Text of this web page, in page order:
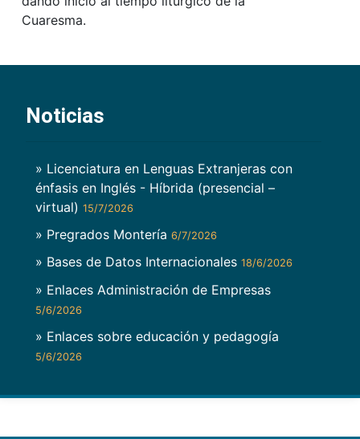
Cuaresma.
Noticias
» Licenciatura en Lenguas Extranjeras con
énfasis en Inglés - Híbrida (presencial –
virtual) 15/7/2026
» Pregrados Montería 6/7/2026
» Bases de Datos Internacionales 18/6/2026
» Enlaces Administración de Empresas
5/6/2026
» Enlaces sobre educación y pedagogía
5/6/2026